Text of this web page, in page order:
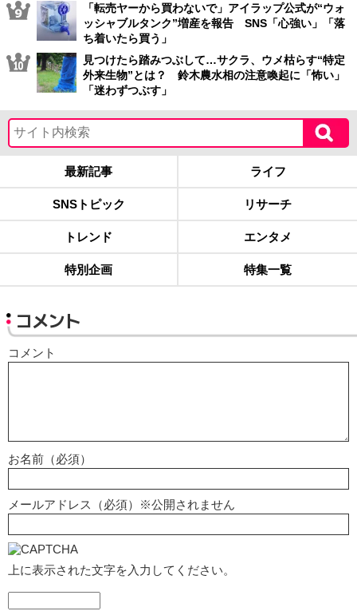
「転売ヤーから買わないで」アイラップ公式が“ウォ
ッシャブルタンク”増産を報告 SNS「心強い」「落
ち着いたら買う」
見つけたら踏みつぶして…サクラ、ウメ枯らす“特定
外来生物”とは？ 鈴木農水相の注意喚起に「怖い」
「迷わずつぶす」
最新記事 ライフ
SNSトピック リサーチ
トレンド エンタメ
特別企画 特集一覧
コメント
コメント
お名前（必須）
メールアドレス（必須）※公開されません
上に表示された文字を入力してください。